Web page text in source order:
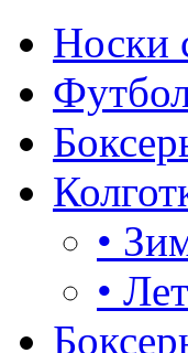
Носки
•
•